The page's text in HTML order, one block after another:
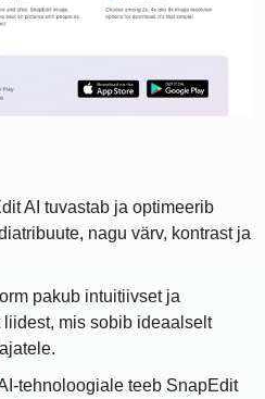
AI tuvastab ja optimeerib
nagu värv, kontrast ja
pakub intuitiivset ja
mis sobib ideaalselt
tehnoloogiale teeb SnapEdit